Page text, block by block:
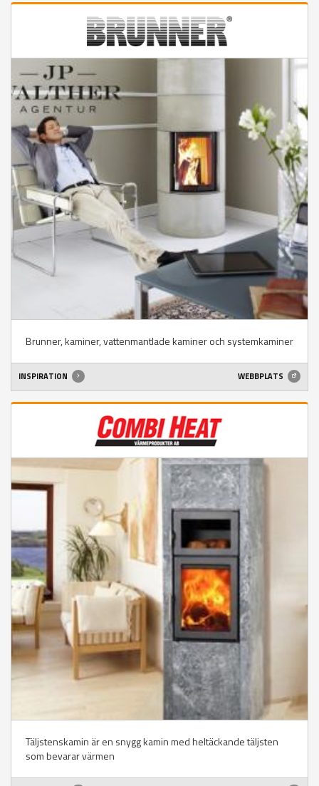
Brunner, kaminer, vattenmantlade kaminer och systemkaminer
INSPIRATION WEBBPLATS
Täljstenskamin är en snygg kamin med heltäckande täljsten
som bevarar värmen